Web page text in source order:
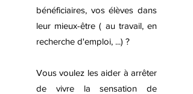
bénéficiaires, vos élèves dans
leur mieux-être ( au travail, en
recherche d'emploi, ...) ?
Vous voulez les aider à arrêter
de vivre la sensation de